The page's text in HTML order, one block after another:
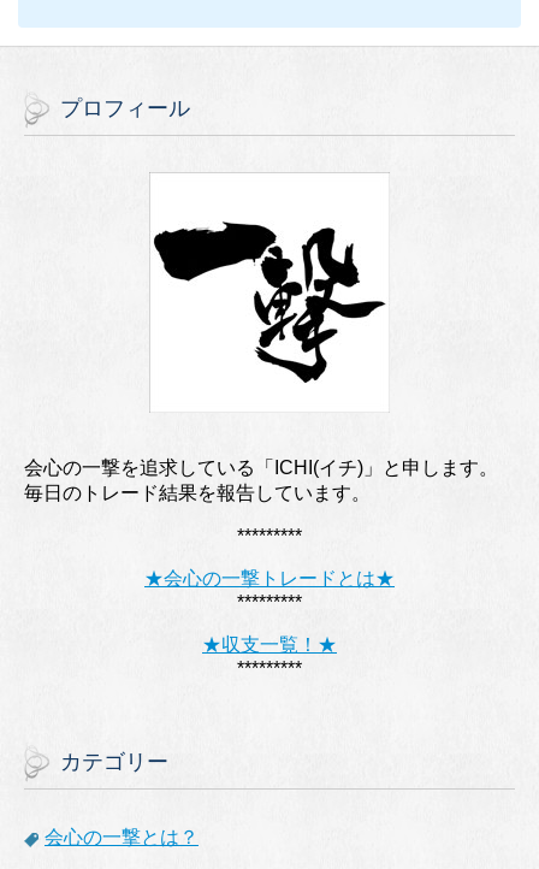
プロフィール
会心の一撃を追求している「ICHI(イチ)」と申します。
毎日のトレード結果を報告しています。
*********
★会心の一撃トレードとは★
*********
★収支一覧！★
*********
カテゴリー
会心の一撃とは？